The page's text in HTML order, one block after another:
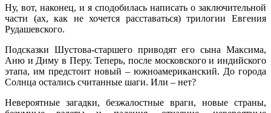
Ну, вот, наконец, и я сподобилась написать о заключительной
части (ах, как не хочется расставаться) трилогии Евгения
Рудашевского.
Подсказки Шустова-старшего приводят его сына Максима,
Аню и Диму в Перу. Теперь, после московского и индийского
этапа, им предстоит новый – южноамериканский. До города
Солнца остались считанные шаги. Или – нет?
Невероятные загадки, безжалостные враги, новые страны,